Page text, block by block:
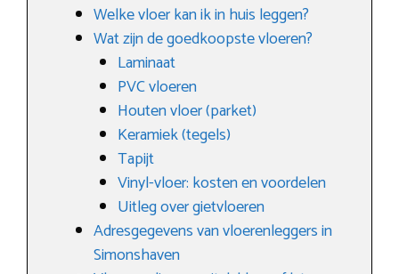
Welke vloer kan ik in huis leggen?
Wat zijn de goedkoopste vloeren?
Laminaat
PVC vloeren
Houten vloer (parket)
Keramiek (tegels)
Tapijt
Vinyl-vloer: kosten en voordelen
Uitleg over gietvloeren
Adresgegevens van vloerenleggers in
Simonshaven